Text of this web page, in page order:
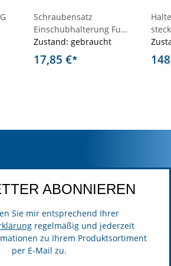
Schraubensatz
Einschubhalterung FuG
8 / FuG 9, Motorola
Zustand: gebraucht
17,85 €*
ABONNIEREN
Sie mir entsprechend Ihrer
regelmäßig und jederzeit
zu Ihrem Produktsortiment
per E-Mail zu.